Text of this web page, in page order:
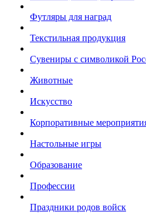
Футляры для наград
Текстильная продукция
Сувениры с символикой
Животные
Искусство
Корпоративные
Настольные игры
Образование
Профессии
Праздники родов войск